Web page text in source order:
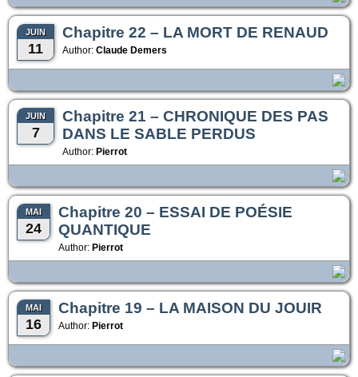
JUIN
11
Chapitre 22 – LA MORT DE RENAUD
Author: Claude Demers
JUIN
7
Chapitre 21 – CHRONIQUE DES PAS
DANS LE SABLE PERDUS
Author: Pierrot
MAI
24
Chapitre 20 – ESSAI DE POÉSIE
QUANTIQUE
Author: Pierrot
MAI
16
Chapitre 19 – LA MAISON DU JOUIR
Author: Pierrot